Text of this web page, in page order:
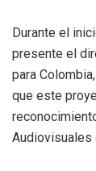
Durante el
presente el
para
que este
Audiovisuales